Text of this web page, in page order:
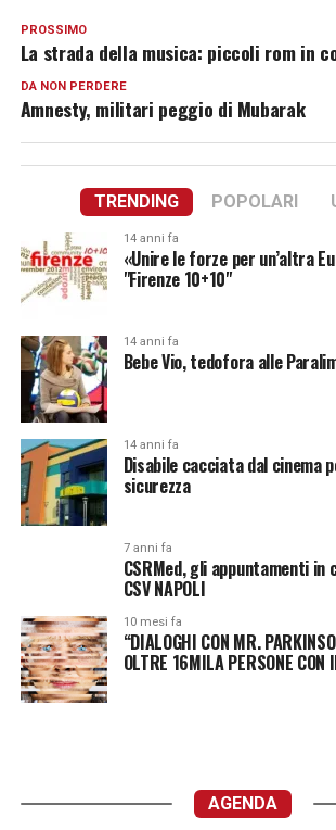
PROSSIMO
La strada della musica: piccoli rom in
DA NON PERDERE
Amnesty, militari peggio di Mubarak
TRENDING POPOLARI
14 anni fa
«Unire le forze per un’altra
"Firenze 10+10"
14 anni fa
Bebe Vio, tedofora alle
14 anni fa
Disabile cacciata dal cinema
sicurezza
7 anni fa
CSRMed, gli appuntamenti in
CSV NAPOLI
10 mesi fa
“DIALOGHI CON MR.
OLTRE 16MILA PERSONE CON
AGENDA